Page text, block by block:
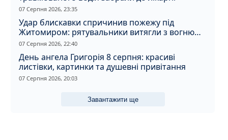
07 Серпня 2026, 23:35
Удар блискавки спричинив пожежу під
Житомиром: рятувальники витягли з вогню
кота
07 Серпня 2026, 22:40
День ангела Григорія 8 серпня: красиві
листівки, картинки та душевні привітання
07 Серпня 2026, 20:03
Завантажити ще